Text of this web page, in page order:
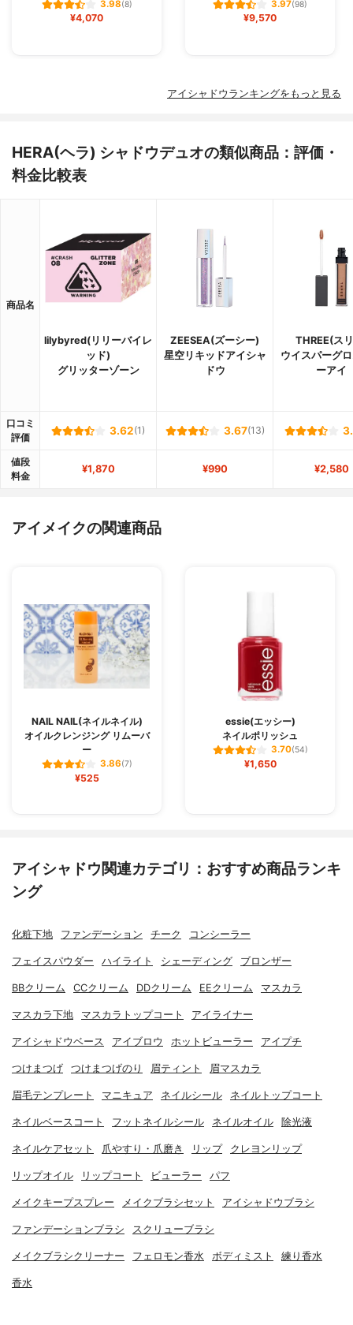
3.98(8)
¥4,070
3.97(98)
¥9,570
アイシャドウランキングをもっと見る
HERA(ヘラ) シャドウデュオの類似商品：評価・
料金比較表
商品名
lilybyred(リリーバイレ
ッド)
グリッターゾーン
ZEESEA(ズーシー)
星空リキッドアイシャ
ドウ
THREE(ス
ウイスパーグ
ーアイ
口コミ
評価
3.62(1) 3.67(13)
値段
料金
¥1,870 ¥990 ¥2,580
アイメイクの関連商品
NAIL NAIL(ネイルネイル)
オイルクレンジング リムーバ
ー
3.86(7)
¥525
essie(エッシー)
ネイルポリッシュ
3.70(54)
¥1,650
アイシャドウ関連カテゴリ：おすすめ商品ランキ
ング
化粧下地 ファンデーション チーク コンシーラー
フェイスパウダー ハイライト シェーディング ブロンザー
BBクリーム CCクリーム DDクリーム EEクリーム マスカラ
マスカラ下地 マスカラトップコート アイライナー
アイシャドウベース アイブロウ ホットビューラー アイプチ
つけまつげ つけまつげのり 眉ティント 眉マスカラ
眉毛テンプレート マニキュア ネイルシール ネイルトップコート
ネイルベースコート フットネイルシール ネイルオイル 除光液
ネイルケアセット 爪やすり・爪磨き リップ クレヨンリップ
リップオイル リップコート ビューラー パフ
メイクキープスプレー メイクブラシセット アイシャドウブラシ
ファンデーションブラシ スクリューブラシ
メイクブラシクリーナー フェロモン香水 ボディミスト 練り香水
香水